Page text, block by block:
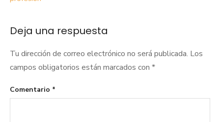
entradas
Deja una respuesta
Tu dirección de correo electrónico no será publicada. Los
campos obligatorios están marcados con *
Comentario *